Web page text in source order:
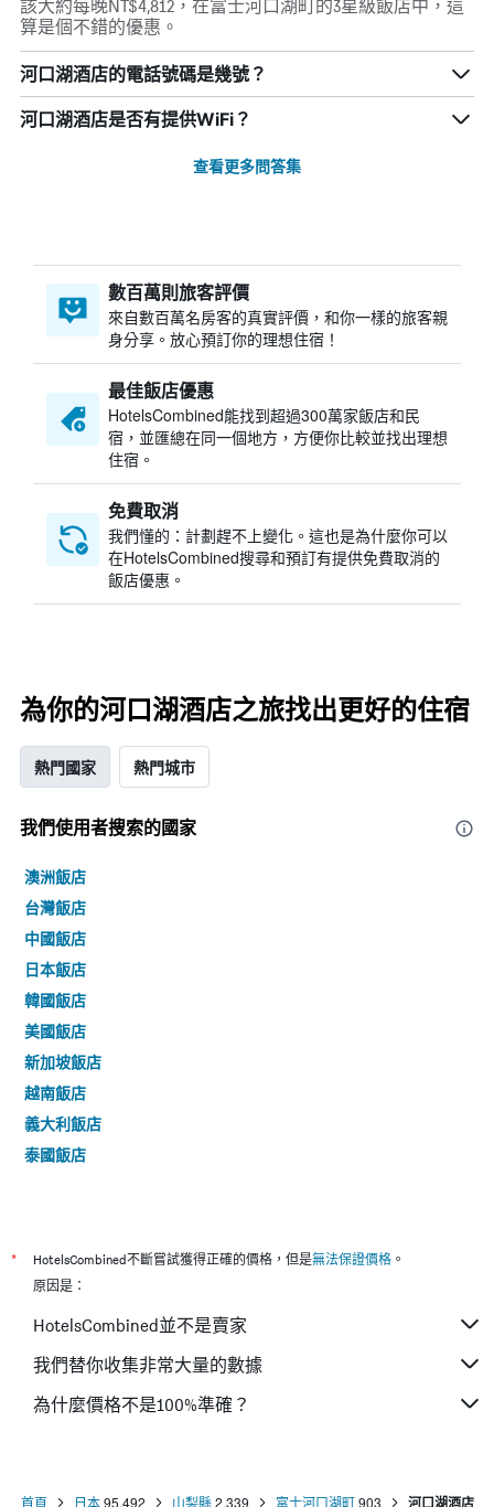
該大約每晚NT$4,812，在富士河口湖町的3星級飯店中，這
算是個不錯的優惠。
河口湖酒店的電話號碼是幾號？
河口湖酒店是否有提供WiFi？
查看更多問答集
數百萬則旅客評價
來自數百萬名房客的真實評價，和你一樣的旅客親
身分享。放心預訂你的理想住宿！
最佳飯店優惠
HotelsCombined​能找到超過300萬家飯店和民
宿，並匯總在同一個地方，方便你比較並找出理想
住宿。
免費取消
我們懂的：計劃趕不上變化。這也是為什麼你可以
在HotelsCombined搜尋和預訂有提供免費取消的
飯店優惠。
為你的河口湖酒店之旅找出更好的住宿
熱門國家 熱門城市
我們使用者搜索的國家
澳洲飯店
台灣飯店
中國飯店
日本飯店
韓國飯店
美國飯店
新加坡飯店
越南飯店
義大利飯店
泰國飯店
* HotelsCombined不斷嘗試獲得正確的價格，但是無法保證價格 。
原因是：
HotelsCombined並不是賣家
我們替你收集非常大量的數據
為什麼價格不是100%準確？
首頁 日本 95,492 山梨縣 2,339 富士河口湖町 903 河口湖酒店